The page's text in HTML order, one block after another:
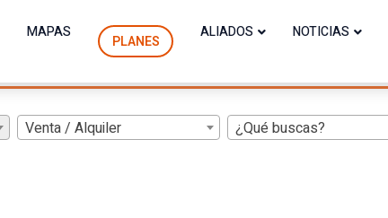
MAPAS PLANES ALIADOS NOTICIAS
Venta / Alquiler ¿Qué buscas?